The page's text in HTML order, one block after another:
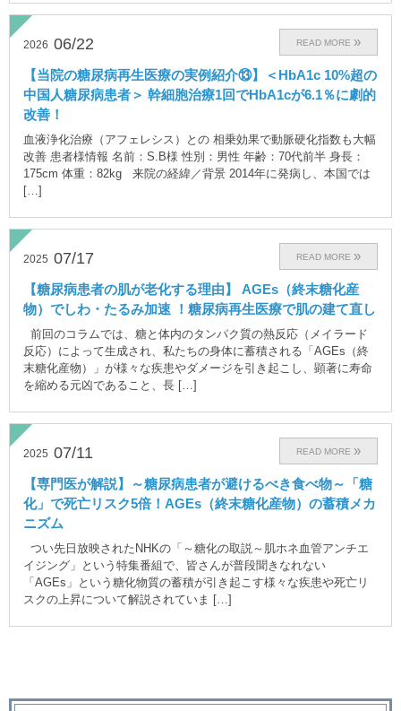
2026 06/22
【当院の糖尿病再生医療の実例紹介⑬】＜HbA1c 10%超の
中国人糖尿病患者＞ 幹細胞治療1回でHbA1cが6.1％に劇的
改善！
血液浄化治療（アフェレシス）との 相乗効果で動脈硬化指数も大幅
改善 患者様情報 名前：S.B様 性別：男性 年齢：70代前半 身長：
175cm 体重：82kg 来院の経緯／背景 2014年に発病し、本国では
[…]
READ MORE
2025 07/17
【糖尿病患者の肌が老化する理由】 AGEs（終末糖化産
物）でしわ・たるみ加速 ！糖尿病再生医療で肌の建て直し
前回のコラムでは、糖と体内のタンパク質の熱反応（メイラード
反応）によって生成され、私たちの身体に蓄積される「AGEs（終
末糖化産物）」が様々な疾患やダメージを引き起こし、顕著に寿命
を縮める元凶であること、長 […]
READ MORE
2025 07/11
【専門医が解説】～糖尿病患者が避けるべき食べ物～「糖
化」で死亡リスク5倍！AGEs（終末糖化産物）の蓄積メカ
ニズム
つい先日放映されたNHKの「～糖化の取説～肌ホネ血管アンチエ
イジング」という特集番組で、皆さんが普段聞きなれない
「AGEs」という糖化物質の蓄積が引き起こす様々な疾患や死亡リ
スクの上昇について解説されていま […]
READ MORE